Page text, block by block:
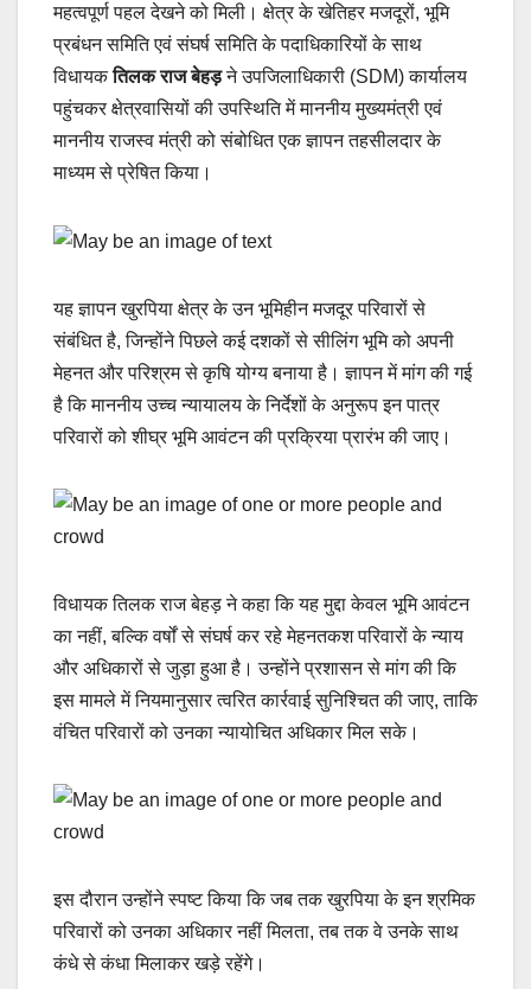
महत्वपूर्ण पहल देखने को मिली। क्षेत्र के खेतिहर मजदूरों, भूमि
प्रबंधन समिति एवं संघर्ष समिति के पदाधिकारियों के साथ
विधायकतिलक राज बेहड़ने उपजिलाधिकारी (SDM) कार्यालय
पहुंचकर क्षेत्रवासियों की उपस्थिति में माननीय मुख्यमंत्री एवं
माननीय राजस्व मंत्री को संबोधित एक ज्ञापन तहसीलदार के
माध्यम से प्रेषित किया।
यह ज्ञापन खुरपिया क्षेत्र के उन भूमिहीन मजदूर परिवारों से
संबंधित है, जिन्होंने पिछले कई दशकों से सीलिंग भूमि को अपनी
मेहनत और परिश्रम से कृषि योग्य बनाया है। ज्ञापन में मांग की गई
है कि माननीय उच्च न्यायालय के निर्देशों के अनुरूप इन पात्र
परिवारों को शीघ्र भूमि आवंटन की प्रक्रिया प्रारंभ की जाए।
विधायक तिलक राज बेहड़ ने कहा कि यह मुद्दा केवल भूमि आवंटन
का नहीं, बल्कि वर्षों से संघर्ष कर रहे मेहनतकश परिवारों के न्याय
और अधिकारों से जुड़ा हुआ है। उन्होंने प्रशासन से मांग की कि
इस मामले में नियमानुसार त्वरित कार्रवाई सुनिश्चित की जाए, ताकि
वंचित परिवारों को उनका न्यायोचित अधिकार मिल सके।
इस दौरान उन्होंने स्पष्ट किया कि जब तक खुरपिया के इन श्रमिक
परिवारों को उनका अधिकार नहीं मिलता, तब तक वे उनके साथ
कंधे से कंधा मिलाकर खड़े रहेंगे।